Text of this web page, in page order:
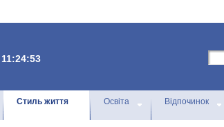
11:24:53
Стиль життя Освіта Відпочинок